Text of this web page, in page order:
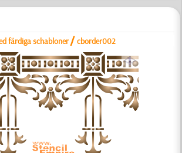
färdiga schabloner /cborder002
a